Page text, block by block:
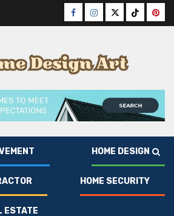
Facebook
Instagram
TwitterTiktok
HOME DESIGN
HOME SECURITY
ESTATE
газ